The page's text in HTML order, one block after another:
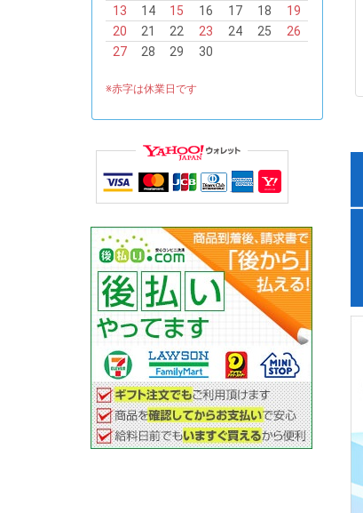
13
14 15 16 17 18
19
20
21 22 23 24 25
26
27
28 29 30
※赤字は休業日です